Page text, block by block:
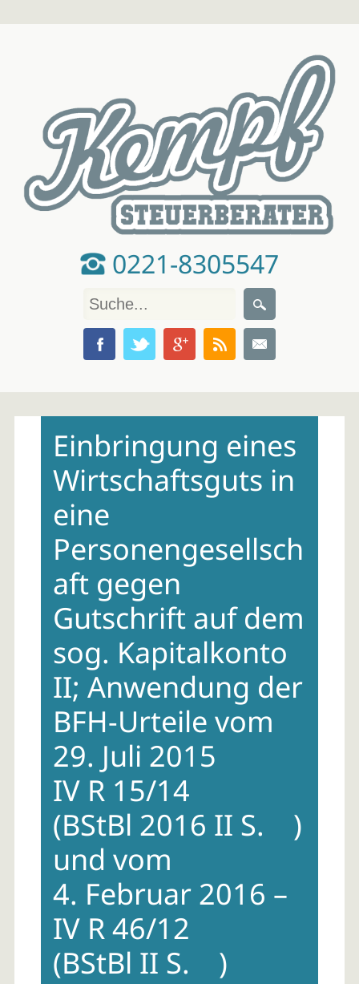
0221-8305547
contentEinbringung eines
Wirtschaftsguts in
eine
Personengesellsch
aft gegen
Gutschrift auf dem
sog. Kapitalkonto
II; Anwendung der
BFH-Urteile vom
29. Juli 2015
IV R 15/14
(BStBl 2016 II S. )
und vom
4. Februar 2016 –
IV R 46/12
(BStBl II S. )